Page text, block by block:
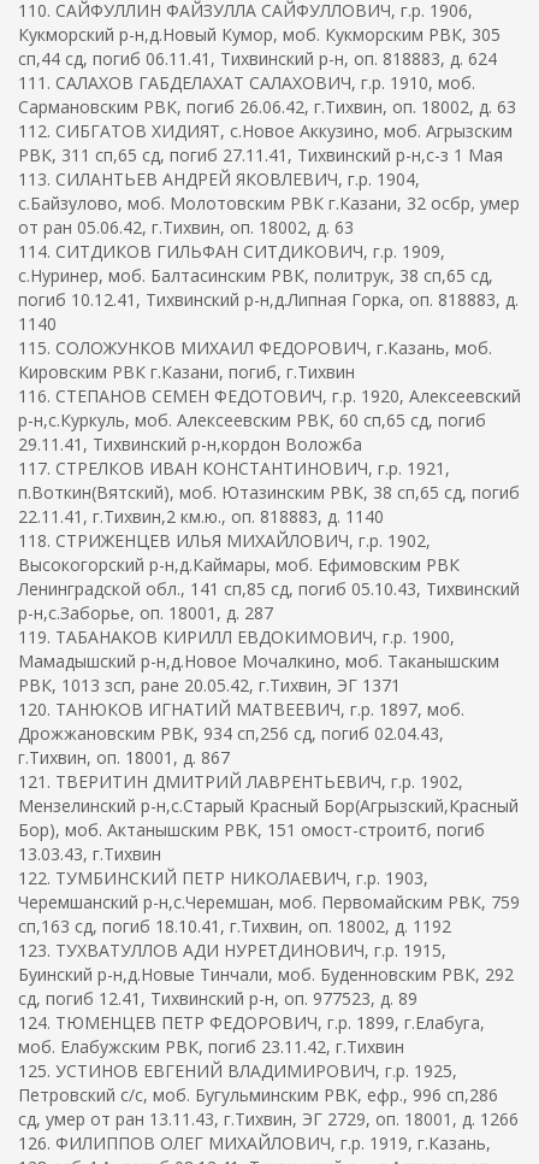
110. САЙФУЛЛИН ФАЙЗУЛЛА САЙФУЛЛОВИЧ, г.р. 1906,
Кукморский р-н,д.Новый Кумор, моб. Кукморским РВК, 305
сп,44 сд, погиб 06.11.41, Тихвинский р-н, оп. 818883, д. 624
111. САЛАХОВ ГАБДЕЛАХАТ САЛАХОВИЧ, г.р. 1910, моб.
Сармановским РВК, погиб 26.06.42, г.Тихвин, оп. 18002, д. 63
112. СИБГАТОВ ХИДИЯТ, с.Новое Аккузино, моб. Агрызским
РВК, 311 сп,65 сд, погиб 27.11.41, Тихвинский р-н,с-з 1 Мая
113. СИЛАНТЬЕВ АНДРЕЙ ЯКОВЛЕВИЧ, г.р. 1904,
с.Байзулово, моб. Молотовским РВК г.Казани, 32 осбр, умер
от ран 05.06.42, г.Тихвин, оп. 18002, д. 63
114. СИТДИКОВ ГИЛЬФАН СИТДИКОВИЧ, г.р. 1909,
с.Нуринер, моб. Балтасинским РВК, политрук, 38 сп,65 сд,
погиб 10.12.41, Тихвинский р-н,д.Липная Горка, оп. 818883, д.
1140
115. СОЛОЖУНКОВ МИХАИЛ ФЕДОРОВИЧ, г.Казань, моб.
Кировским РВК г.Казани, погиб, г.Тихвин
116. СТЕПАНОВ СЕМЕН ФЕДОТОВИЧ, г.р. 1920, Алексеевский
р-н,с.Куркуль, моб. Алексеевским РВК, 60 сп,65 сд, погиб
29.11.41, Тихвинский р-н,кордон Воложба
117. СТРЕЛКОВ ИВАН КОНСТАНТИНОВИЧ, г.р. 1921,
п.Воткин(Вятский), моб. Ютазинским РВК, 38 сп,65 сд, погиб
22.11.41, г.Тихвин,2 км.ю., оп. 818883, д. 1140
118. СТРИЖЕНЦЕВ ИЛЬЯ МИХАЙЛОВИЧ, г.р. 1902,
Высокогорский р-н,д.Каймары, моб. Ефимовским РВК
Ленинградской обл., 141 сп,85 сд, погиб 05.10.43, Тихвинский
р-н,с.Заборье, оп. 18001, д. 287
119. ТАБАНАКОВ КИРИЛЛ ЕВДОКИМОВИЧ, г.р. 1900,
Мамадышский р-н,д.Новое Мочалкино, моб. Таканышским
РВК, 1013 зсп, ране 20.05.42, г.Тихвин, ЭГ 1371
120. ТАНЮКОВ ИГНАТИЙ МАТВЕЕВИЧ, г.р. 1897, моб.
Дрожжановским РВК, 934 сп,256 сд, погиб 02.04.43,
г.Тихвин, оп. 18001, д. 867
121. ТВЕРИТИН ДМИТРИЙ ЛАВРЕНТЬЕВИЧ, г.р. 1902,
Мензелинский р-н,с.Старый Красный Бор(Агрызский,Красный
Бор), моб. Актанышским РВК, 151 омост-строитб, погиб
13.03.43, г.Тихвин
122. ТУМБИНСКИЙ ПЕТР НИКОЛАЕВИЧ, г.р. 1903,
Черемшанский р-н,с.Черемшан, моб. Первомайским РВК, 759
сп,163 сд, погиб 18.10.41, г.Тихвин, оп. 18002, д. 1192
123. ТУХВАТУЛЛОВ АДИ НУРЕТДИНОВИЧ, г.р. 1915,
Буинский р-н,д.Новые Тинчали, моб. Буденновским РВК, 292
сд, погиб 12.41, Тихвинский р-н, оп. 977523, д. 89
124. ТЮМЕНЦЕВ ПЕТР ФЕДОРОВИЧ, г.р. 1899, г.Елабуга,
моб. Елабужским РВК, погиб 23.11.42, г.Тихвин
125. УСТИНОВ ЕВГЕНИЙ ВЛАДИМИРОВИЧ, г.р. 1925,
Петровский с/с, моб. Бугульминским РВК, ефр., 996 сп,286
сд, умер от ран 13.11.43, г.Тихвин, ЭГ 2729, оп. 18001, д. 1266
126. ФИЛИППОВ ОЛЕГ МИХАЙЛОВИЧ, г.р. 1919, г.Казань,